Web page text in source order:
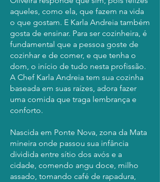
aqueles, como ela, que fazem na vida
o que gostam. E Karla Andreia também
gosta de ensinar. Para ser cozinheira, é
fundamental que a pessoa goste de
cozinhar e de comer, e que tenha o
dom, o início de tudo nesta profissão.
A Chef Karla Andreia tem sua cozinha
baseada em suas raízes, adora fazer
uma comida que traga lembrança e
conforto.
Nascida em Ponte Nova, zona da Mata
mineira onde passou sua infância
dividida entre sítio dos avós e a
cidade, comendo angu doce, milho
assado, tomando café de rapadura,